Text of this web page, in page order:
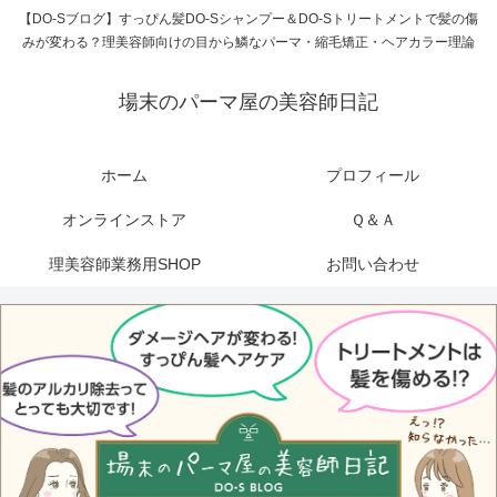
【DO-Sブログ】すっぴん髪DO-Sシャンプー＆DO-Sトリートメントで髪の傷
みが変わる？理美容師向けの目から鱗なパーマ・縮毛矯正・ヘアカラー理論
場末のパーマ屋の美容師日記
ホーム プロフィール
オンラインストア Ｑ＆Ａ
理美容師業務用SHOP お問い合わせ